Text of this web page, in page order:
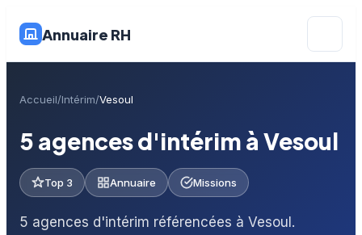
Annuaire RH
Accueil Intérim Vesoul
5 agences d'intérim à Vesoul
Top 3 Annuaire Missions
5 agences d'intérim référencées à Vesoul.